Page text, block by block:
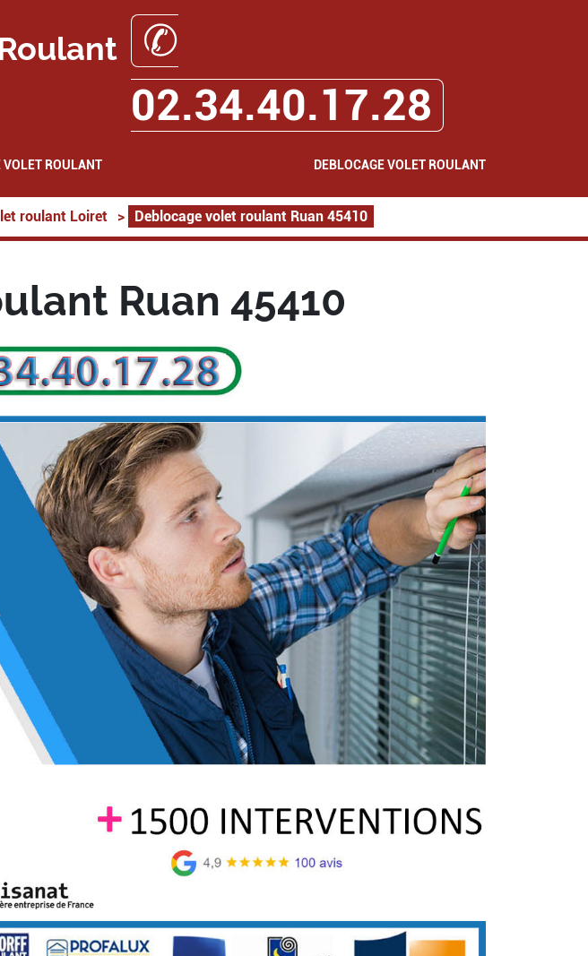
✆
02.34.40.17.28
VOLET ROULANT DEBLOCAGE VOLET ROULANT
roulant Loiret > Deblocage volet roulant Ruan 45410
Ruan 45410